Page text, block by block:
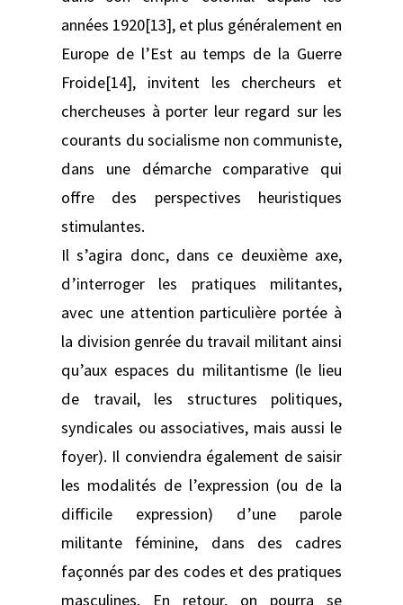
années 1920[13], et plus généralement en
Europe de l’Est au temps de la Guerre
Froide[14], invitent les chercheurs et
chercheuses à porter leur regard sur les
courants du socialisme non communiste,
dans une démarche comparative qui
offre des perspectives heuristiques
stimulantes.
Il s’agira donc, dans ce deuxième axe,
d’interroger les pratiques militantes,
avec une attention particulière portée à
la division genrée du travail militant ainsi
qu’aux espaces du militantisme (le lieu
de travail, les structures politiques,
syndicales ou associatives, mais aussi le
foyer). Il conviendra également de saisir
les modalités de l’expression (ou de la
difficile expression) d’une parole
militante féminine, dans des cadres
façonnés par des codes et des pratiques
masculines. En retour, on pourra se